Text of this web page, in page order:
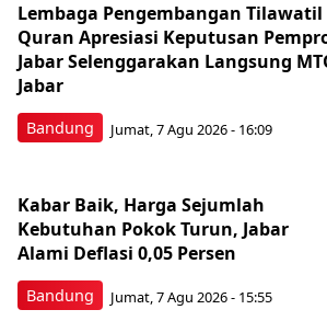
Bandung
Lembaga Pengembangan Tilawatil
Quran Apresiasi Keputusan
Jabar Selenggarakan Langsung
Jabar
Jumat, 7 Agu 2026 - 16:09
Bandung
Kabar Baik, Harga Sejumlah
Kebutuhan Pokok Turun, Jabar
Alami Deflasi 0,05 Persen
Jumat, 7 Agu 2026 - 15:55